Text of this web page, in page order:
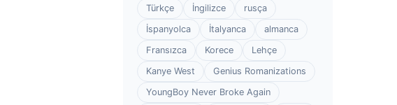
Türkçe İngilizce
rusça
İspanyolca
İtalyanca
almanca
Fransızca
Korece
Lehçe
Kanye West
Genius Romanizations
YoungBoy Never Broke Again